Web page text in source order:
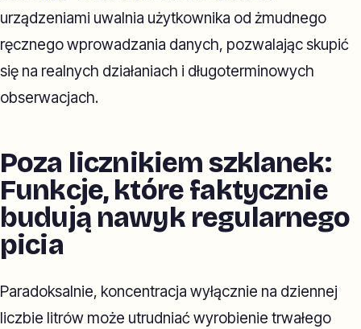
urządzeniami uwalnia użytkownika od żmudnego
ręcznego wprowadzania danych, pozwalając skupić
się na realnych działaniach i długoterminowych
obserwacjach.
Poza licznikiem szklanek:
Funkcje, które faktycznie
budują nawyk regularnego
picia
Paradoksalnie, koncentracja wyłącznie na dziennej
liczbie litrów może utrudniać wyrobienie trwałego